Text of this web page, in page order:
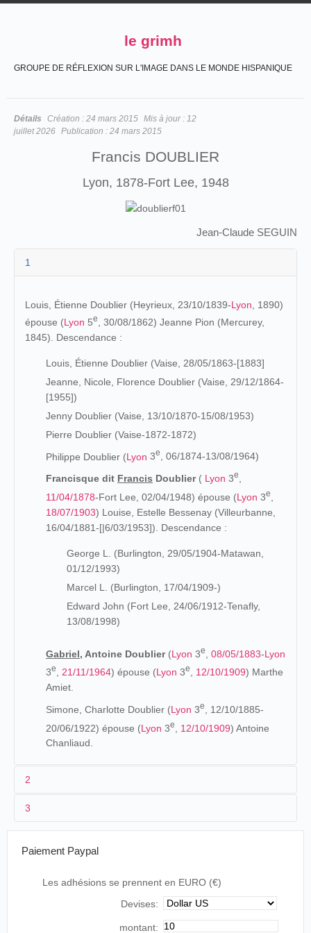
le grimh
GROUPE DE RÉFLEXION SUR L'IMAGE DANS LE MONDE HISPANIQUE
Détails Création : 24 mars 2015 Mis à jour : 12
juillet 2026 Publication : 24 mars 2015
Francis DOUBLIER
Lyon, 1878-Fort Lee, 1948
Jean-Claude SEGUIN
1
Louis, Étienne Doublier (Heyrieux, 23/10/1839-Lyon , 1890)
épouse (Lyon 5e
, 30/08/1862) Jeanne Pion (Mercurey,
1845). Descendance :
Louis, Étienne Doublier (Vaise, 28/05/1863-[1883]
Jeanne, Nicole, Florence Doublier (Vaise, 29/12/1864-
[1955])
Jenny Doublier (Vaise, 13/10/1870-15/08/1953)
Pierre Doublier (Vaise-1872-1872)
Philippe Doublier (Lyon 3e, 06/1874-13/08/1964)
Francisque dit Francis Doublier( Lyon 3e
11/04/1878-Fort Lee, 02/04/1948) épouse (Lyon 3e
18/07/1903) Louise, Estelle Bessenay (Villeurbanne,
16/04/1881-[|6/03/1953]). Descendance :
George L. (Burlington, 29/05/1904-Matawan,
01/12/1993)
Marcel L. (Burlington, 17/04/1909-)
Edward John (Fort Lee, 24/06/1912-Tenafly,
13/08/1998)
Gabriel, Antoine Doublier(Lyon 3e 08/05/1883-Lyon
3e 21/11/1964) épouse (Lyon 3e 12/10/1909) Marthe
Amiet.
Simone, Charlotte Doublier (Lyon 3e
, 12/10/1885-
20/06/1922) épouse (Lyon 3e 12/10/1909) Antoine
Chanliaud.
2
Francisque - familièrement appelé Francis - va à l'école
des Frères (Place l'église Saint-Maurice,
séjourner à plusieurs reprises à l'hôpital de la Charité. Il va
encore à l'école laïque rue Saint-Nestor. Ensuite, il rentre
en apprentissage. Encore jeunes, les deux frères se
3
1896
carrosse(Lumière)
Czar et Czarine entrant dans l'église de
(Lumière)
Paiement Paypal
Les adhésions se prennent en EURO (€)
Devises:
montant: